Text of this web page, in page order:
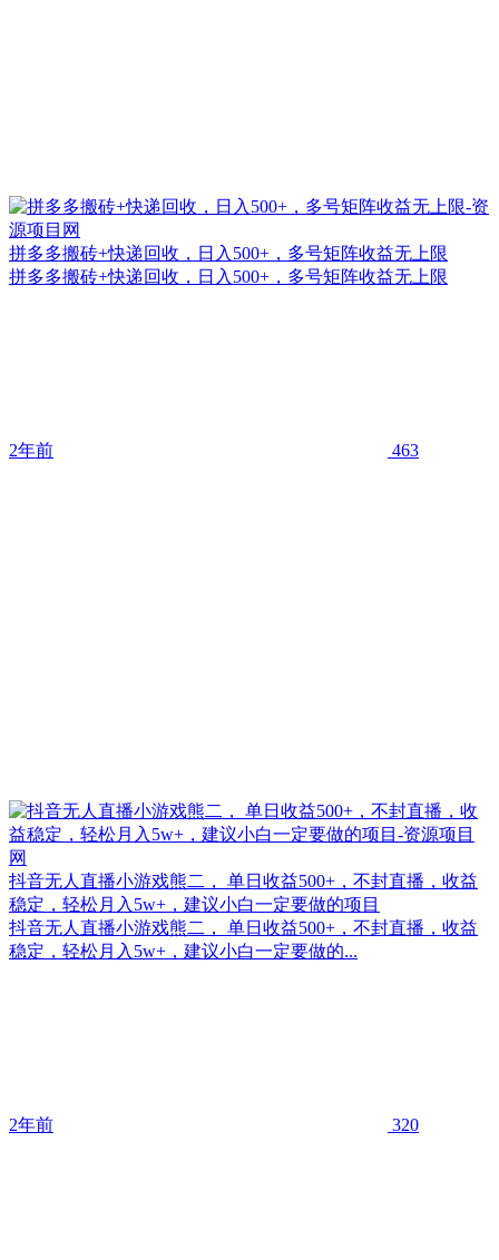
拼多多搬砖+快递回收，日入500+，多号矩阵收益无上限
拼多多搬砖+快递回收，日入500+，多号矩阵收益无上限
2年前 463
抖音无人直播小游戏熊二， 单日收益500+，不封直播，收益
稳定，轻松月入5w+，建议小白一定要做的项目
抖音无人直播小游戏熊二， 单日收益500+，不封直播，收益
稳定，轻松月入5w+，建议小白一定要做的...
2年前 320